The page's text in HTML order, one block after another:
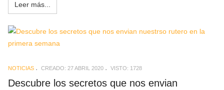
Leer más...
NOTICIAS CREADO: 27 ABRIL 2020 VISTO: 1728
Descubre los secretos que nos envian